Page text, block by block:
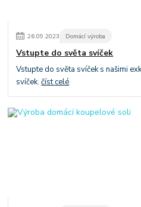
26.09.2023 Domácí výroba
Vstupte do světa svíček
Vstupte do světa svíček s našimi
svíček.číst celé